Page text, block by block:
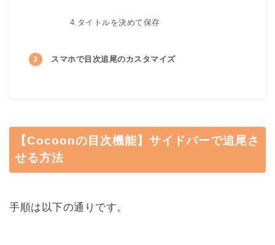
4.タイトルを決めて保存
スマホで目次追尾のカスタマイズ
【Cocoonの目次機能】サイドバーで追尾さ
せる方法
手順は以下の通りです。